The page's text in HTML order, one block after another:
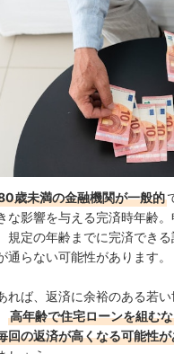
歳未満の金融機関が一般的
な影響を与える完済時年齢
規定の年齢までに完済でき
通らない可能性があります。
れば、返済に余裕のある若
高年齢で住宅ローンを組む
回の返済が高くなる可能性